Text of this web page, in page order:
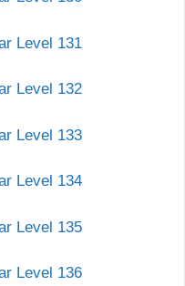
Level 131
Level 132
Level 133
Level 134
Level 135
Level 136